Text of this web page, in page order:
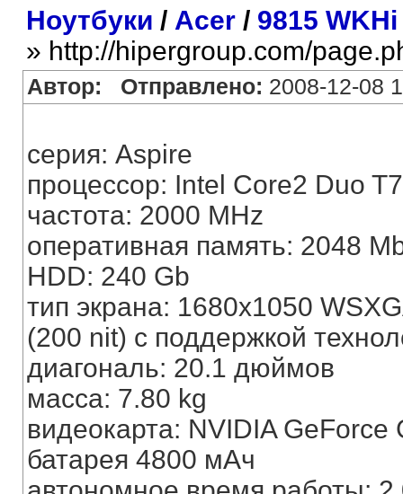
Ноутбуки / Acer/ 9815 WKHi
» http://hipergroup.com/
Автор: Отправлено: 2008-12-08
серия: Aspire
процессор: Intel Core2 Duo
частота: 2000 MHz
оперативная память: 2048
HDD: 240 Gb
тип экрана: 1680x1050
(200 nit) c поддержкой
диагональ: 20.1 дюймов
масса: 7.80 kg
видеокарта: NVIDIA GeForce
батарея 4800 мАч